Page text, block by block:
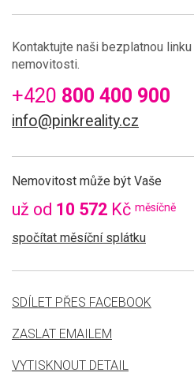
Kontaktujte naši bezplatnou
nemovitosti.
+420 800 400 900
info@pinkreality.cz
Nemovitost může být Vaše
už od 10 572 Kč měsíčně
spočítat měsíční splátku
SDÍLET PŘES FACEBOOK
ZASLAT EMAILEM
VYTISKNOUT DETAIL